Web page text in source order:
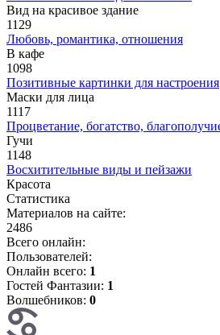
Вид на красивое здание
1129
Любовь, романтика, отношения
В кафе
1098
Позитивные картинки для настроения
Маски для лица
1117
Процветание, богатство,
Гучи
1148
Восхитительные виды и пейзажи
Красота
Статистика
Материалов на сайте:
2486
Всего онлайн:
Пользователей:
Онлайн всего: 1
Гостей Фантазии: 1
Волшебников: 0